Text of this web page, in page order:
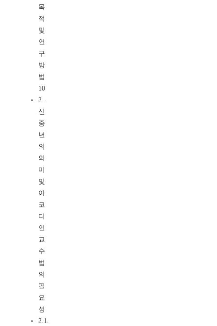
목
적
및
연
구
방
법
10
2.
신
중
년
의
의
미
및
아
코
디
언
교
수
법
의
필
요
성
2.1.